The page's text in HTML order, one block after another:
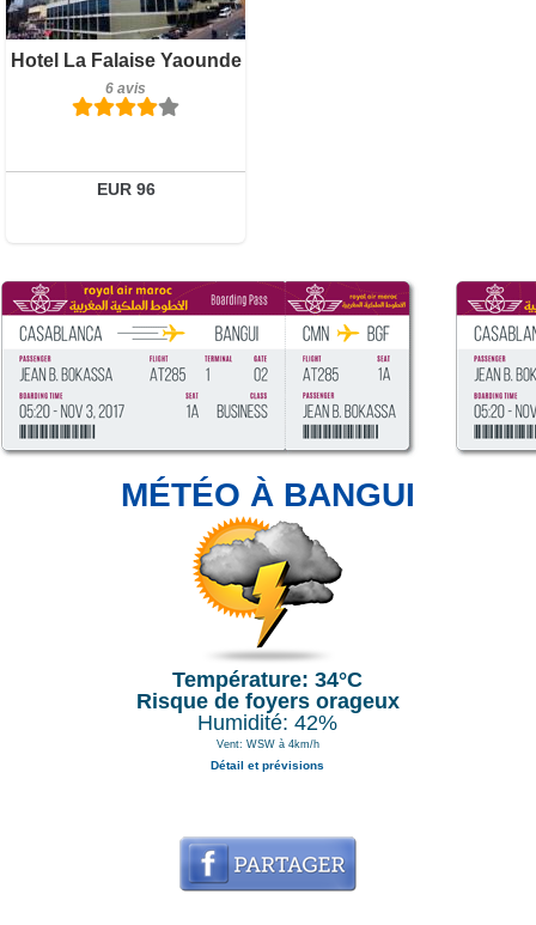
Hotel La Falaise Yaounde
6 avis
EUR 96
Petit-déjeuner inclus
6 avis
Réserver
MÉTÉO À BANGUI
Température: 34°C
Risque de foyers orageux
Humidité: 42%
Vent: WSW à 4km/h
Détail et prévisions